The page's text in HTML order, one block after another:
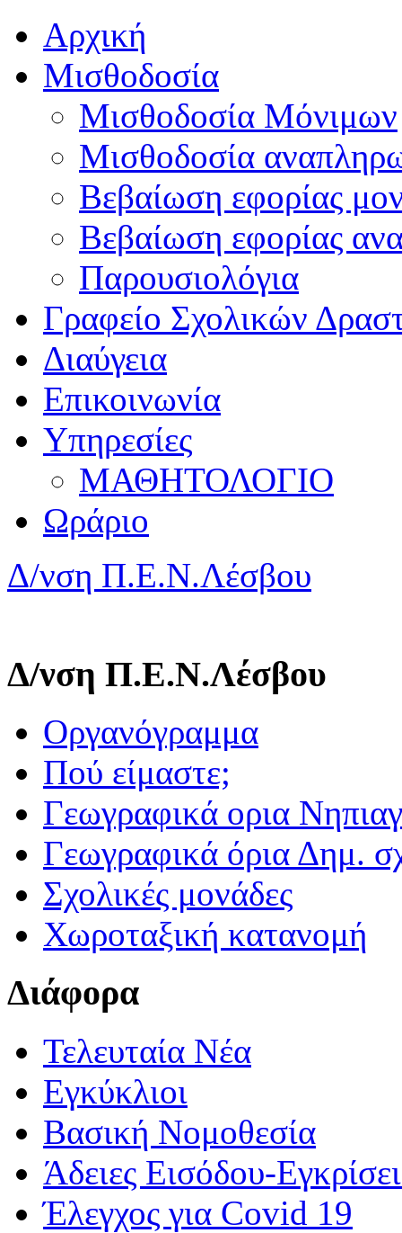
Αρχική
Μισθοδοσία
Μισθοδοσία Μόνιμων
Μισθοδοσία
Βεβαίωση εφορίας
Βεβαίωση εφορίας
Παρουσιολόγια
Γραφείο Σχολικών
Διαύγεια
Επικοινωνία
Υπηρεσίες
ΜΑΘΗΤΟΛΟΓΙΟ
Ωράριο
Δ/νση Π.Ε.Ν.Λέσβου
Δ/νση Π.Ε.Ν.Λέσβου
Οργανόγραμμα
Πού είμαστε;
Γεωγραφικά ορια
Γεωγραφικά όρια Δημ.
Σχολικές μονάδες
Χωροταξική κατανομή
Διάφορα
Τελευταία Νέα
Εγκύκλιοι
Βασική Νομοθεσία
Άδειες Εισόδου-
Έλεγχος για Covid 19